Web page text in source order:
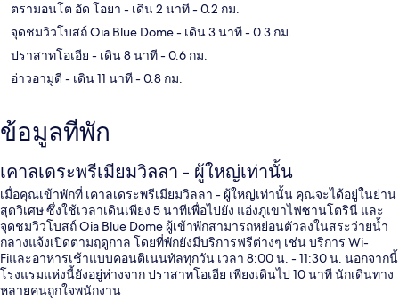
ตรามอนโต อัด โอยา - เดิน 2 นาที- 0.2 กม.
จุดชมวิวโบสถ์ Oia Blue Dome- เดิน 3 นาที- 0.3 กม.
ปราสาทโอเอีย - เดิน 8 นาที- 0.6 กม.
อ่าวอามูดี - เดิน 11 นาที- 0.8 กม.
ข้อมูลที่พัก
เคาลเดระพรีเมียมวิลลา - ผู้ใหญ่เท่านั้น
เมื่อคุณเข้าพักที่ เคาลเดระพรีเมียมวิลลา - ผู้ใหญ่เท่านั้น คุณจะได้อยู่ในย่าน
สุดวิเศษ ซึ่งใช้เวลาเดินเพียง 5 นาทีเพื่อไปยัง แอ่งภูเขาไฟซานโตรินี และ
จุดชมวิวโบสถ์ Oia Blue Dome ผู้เข้าพักสามารถหย่อนตัวลงในสระว่ายน้ำ
กลางแจ้งเปิดตามฤดูกาล โดยที่พักยังมีบริการฟรีต่างๆ เช่น บริการ Wi-
Fiและอาหารเช้าแบบคอนติเนนทัลทุกวัน เวลา 8:00 น. - 11:30 น. นอกจากนี้
โรงแรมแห่งนี้ยังอยู่ห่างจาก ปราสาทโอเอีย เพียงเดินไป 10 นาที นักเดินทาง
หลายคนถูกใจพนักงาน